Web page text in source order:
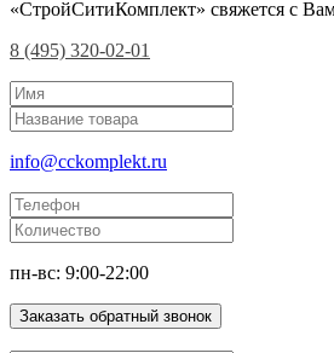
«СтройСитиКомплект» свяжется с
8 (495) 320-02-01
info@cckomplekt.ru
пн-вс: 9:00-22:00
Заказать обратный звонок